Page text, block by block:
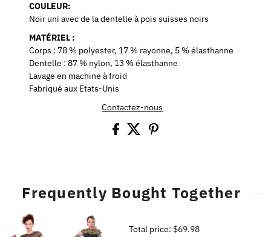
COULEUR:
Noir uni avec de la dentelle à pois suisses noirs
MATÉRIEL :
Corps : 78 % polyester, 17 % rayonne, 5 % élasthanne
Dentelle : 87 % nylon, 13 % élasthanne
Lavage en machine à froid
Fabriqué aux Etats-Unis
Contactez-nous
Frequently Bought Together
Total price: $69.98